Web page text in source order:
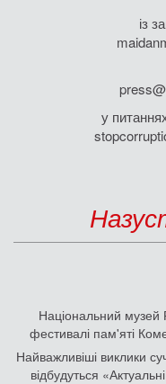
із
у
Національний музей
фестивалі пам'яті
Найважливіші виклики
відбудуться